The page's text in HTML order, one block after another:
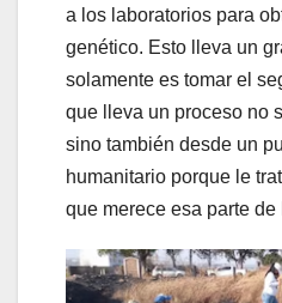
a los laboratorios para
genético. Esto lleva un
solamente es tomar el
que lleva un proceso no
sino también desde un
humanitario porque le
que merece esa parte de